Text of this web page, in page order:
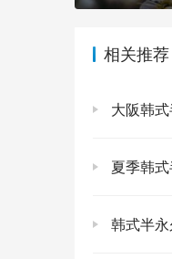
相关推荐
大阪韩
夏季韩
韩式半